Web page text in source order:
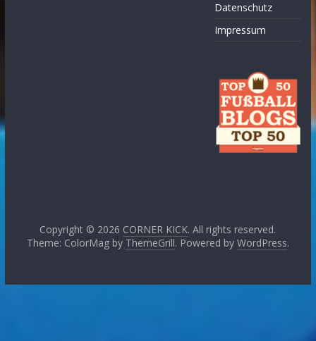
Datenschutz
Impressum
Copyright © 2026 CORNER KICK. All rights reserved.
Theme: ColorMag by ThemeGrill. Powered by WordPress.